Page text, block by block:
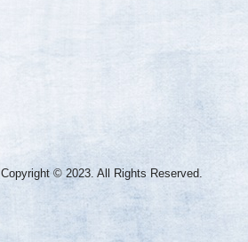
Copyright © 2023. All Rights Reserved.